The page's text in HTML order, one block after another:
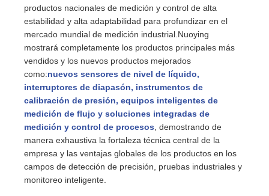
productos nacionales de medición y control de alta
estabilidad y alta adaptabilidad para profundizar en el
mercado mundial de medición industrial.Nuoying
mostrará completamente los productos principales más
vendidos y los nuevos productos mejorados
como:nuevos sensores de nivel de líquido,
interruptores de diapasón, instrumentos de
calibración de presión, equipos inteligentes de
medición de flujo y soluciones integradas de
medición y control de procesos , demostrando de
manera exhaustiva la fortaleza técnica central de la
empresa y las ventajas globales de los productos en los
campos de detección de precisión, pruebas industriales y
monitoreo inteligente.